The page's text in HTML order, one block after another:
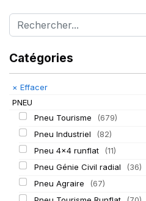
Catégories
× Effacer
PNEU
Pneu Tourisme
(679)
Pneu Industriel
(82)
Pneu 4x4 runflat
(11)
Pneu Génie Civil radial
(36)
Pneu Agraire
(67)